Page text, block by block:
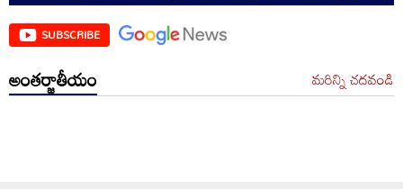
SUBSCRIBE
అంతర్జాతీయం మరిన్ని చదవండి